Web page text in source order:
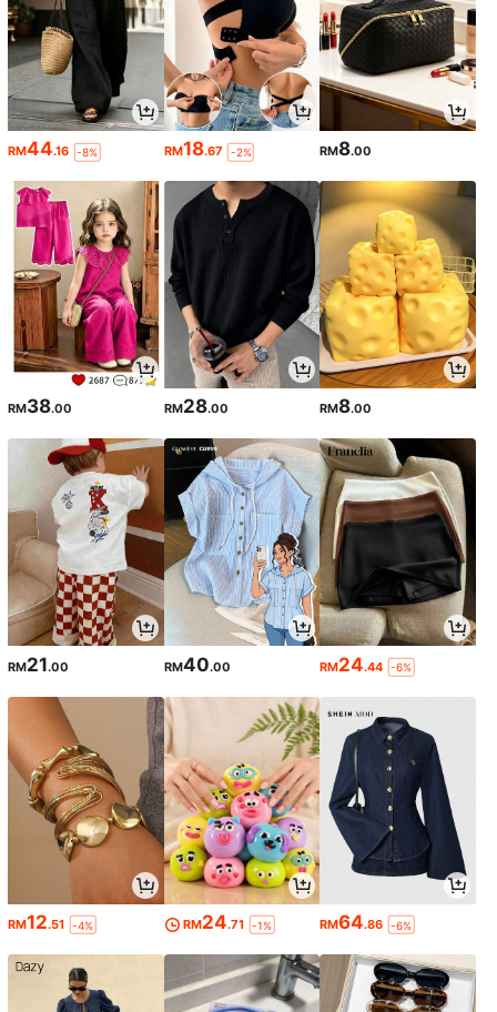
RM44.16 -8% RM18.67 -2% RM8.00
RM38.00 RM28.00 RM8.00
RM21.00 RM40.00 RM24.44 -6%
RM12.51 -4% RM24.71 -1% RM64.86 -6%